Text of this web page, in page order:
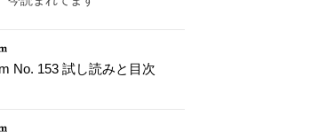
No. 153 試し読みと目次